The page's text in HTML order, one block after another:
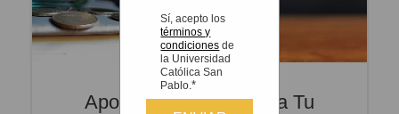
Apoyo Económico Para Tu
Sí, acepto los
términos y
condiciones de
la Universidad
Católica San
Pablo.*